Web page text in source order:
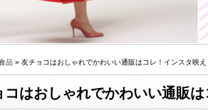
品 » 友チョコはおしゃれでかわいい通販はコレ！インスタ映え
コはおしゃれでかわいい通販は